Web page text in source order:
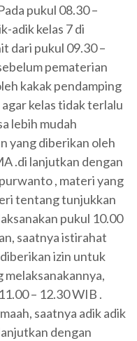
pukul 08.30 –
adik kelas 7 di
dari pukul 09.30 –
pematerian
kakak pendamping
kelas tidak terlalu
lebih mudah
yang diberikan oleh
.di lanjutkan dengan
, materi yang
tentang tunjukkan
pukul 10.00
saatnya istirahat
izin untuk
melaksanakannya,
– 12.30 WIB .
saatnya adik adik
dengan